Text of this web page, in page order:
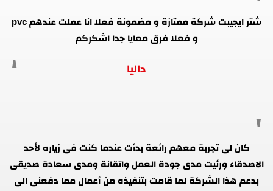
شتر ايجيبت شركة ممتازة و مضمونة فعلا انا عملت عندهم pvc
و فعلا فرق معايا جدا اشكركم
داليا
كان لى تجربة معهم رائعة بدأت عندما كنت فى زياره لأحد
الاصدقاء ورئيت مدى جودة العمل واتقانة ومدى سعادة صديقى
بدعم هذا الشركة لما قامت بتنفيذه من أعمال مما دفعنى الى